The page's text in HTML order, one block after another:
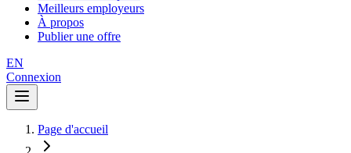
Meilleurs employeurs
À propos
Publier une offre
EN
Connexion
Page d'accueil